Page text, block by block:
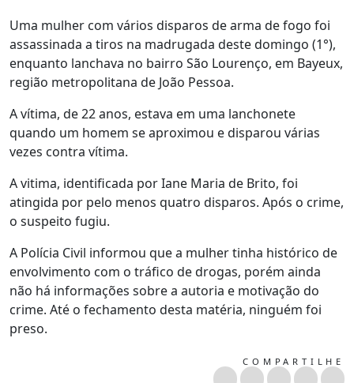
Uma mulher com vários disparos de arma de fogo foi
assassinada a tiros na madrugada deste domingo (1°),
enquanto lanchava no bairro São Lourenço, em Bayeux,
região metropolitana de João Pessoa.
A vítima, de 22 anos, estava em uma lanchonete
quando um homem se aproximou e disparou várias
vezes contra vítima.
A vitima, identificada por Iane Maria de Brito, foi
atingida por pelo menos quatro disparos. Após o crime,
o suspeito fugiu.
A Polícia Civil informou que a mulher tinha histórico de
envolvimento com o tráfico de drogas, porém ainda
não há informações sobre a autoria e motivação do
crime. Até o fechamento desta matéria, ninguém foi
preso.
COMPARTILHE